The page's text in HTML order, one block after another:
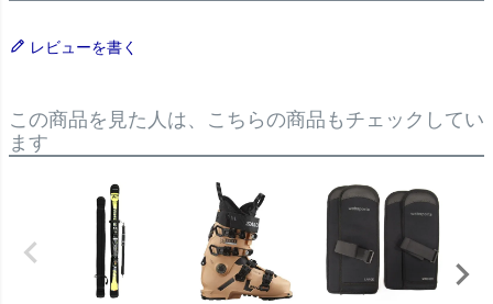
レビューを書く
この商品を見た人は、こちらの商品もチェックしてい
ます